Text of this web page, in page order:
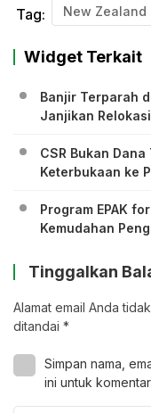
Tag: New Zealand
Widget Terkait
Banjir Terparah
Janjikan Relokasi
CSR Bukan
Keterbukaan ke
Program EPAK
Kemudahan
Tinggalkan
Alamat email Anda
ditandai *
Simpan nama,
ini untuk